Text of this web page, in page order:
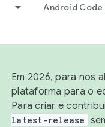
Android Code
Em 2026, para nos
plataforma para o
Para criar e
latest-release